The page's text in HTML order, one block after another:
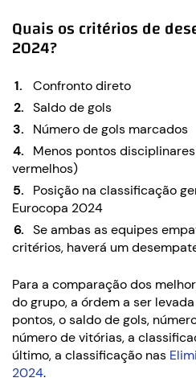
Quais os critérios de
2024?
Confronto direto
Saldo de gols
Número de gols marcados
Menos pontos
vermelhos)
Posição na classificação
Eurocopa 2024
Se ambas as equipes
critérios, haverá um
Para a comparação dos
do grupo, a órdem a ser
pontos, o saldo de gols,
número de vitórias, a
último, a classificação nas
2024.